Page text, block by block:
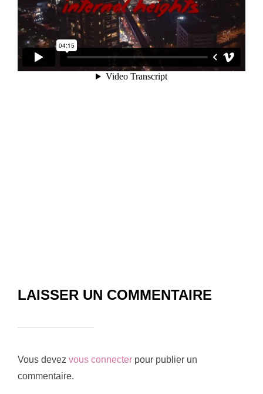
LAISSER UN COMMENTAIRE
Vous devez vous connecter pour publier un
commentaire.